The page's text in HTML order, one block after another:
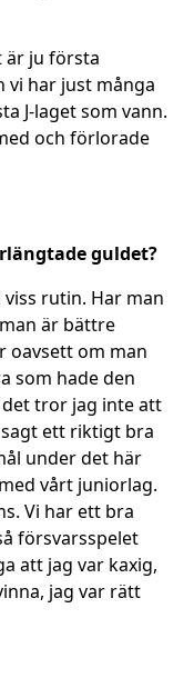
är ju första
vi har just många
J-laget som vann.
och förlorade
guldet?
viss rutin. Har man
är bättre
oavsett om man
som hade den
tror jag inte att
sagt ett riktigt bra
under det här
vårt juniorlag.
Vi har ett bra
försvarsspelet
att jag var kaxig,
jag var rätt